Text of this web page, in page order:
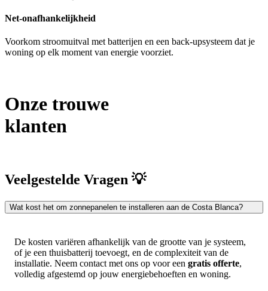
Net-onafhankelijkheid
Voorkom stroomuitval met batterijen en een back-upsysteem dat je
woning op elk moment van energie voorziet.
Onze trouwe
klanten
Veelgestelde Vragen 💡
Wat kost het om zonnepanelen te installeren aan de Costa Blanca?
De kosten variëren afhankelijk van de grootte van je systeem,
of je een thuisbatterij toevoegt, en de complexiteit van de
installatie. Neem contact met ons op voor een gratis offerte,
volledig afgestemd op jouw energiebehoeften en woning.